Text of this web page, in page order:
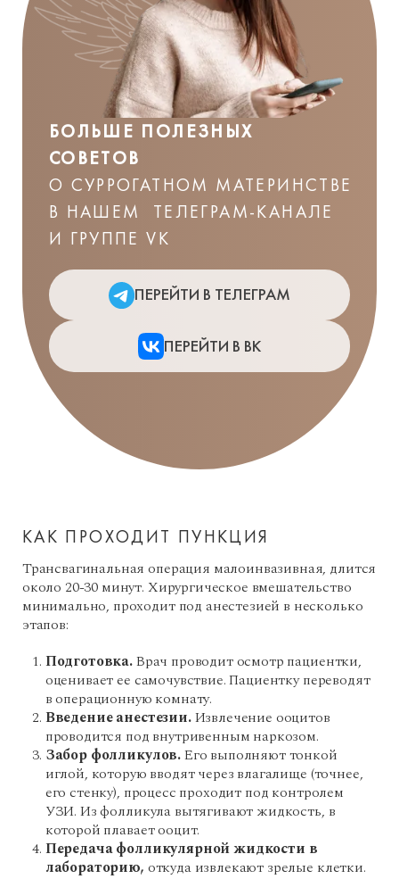
БОЛЬШЕ ПОЛЕЗНЫХ
СОВЕТОВ
О СУРРОГАТНОМ МАТЕРИНСТВЕ
В НАШЕМ ТЕЛЕГРАМ-КАНАЛЕ
И ГРУППЕ VK
ПЕРЕЙТИ В ТЕЛЕГРАМ
ПЕРЕЙТИ В ВК
КАК ПРОХОДИТ ПУНКЦИЯ
Трансвагинальная операция малоинвазивная, длится
около 20-30 минут. Хирургическое вмешательство
минимально, проходит под анестезией в несколько
этапов:
Подготовка.Врач проводит осмотр пациентки,
оценивает ее самочувствие. Пациентку переводят
в операционную комнату.
Введение анестезии.Извлечение ооцитов
проводится под внутривенным наркозом.
Забор фолликулов.Его выполняют тонкой
иглой, которую вводят через влагалище (точнее,
его стенку), процесс проходит под контролем
УЗИ. Из фолликула вытягивают жидкость, в
которой плавает ооцит.
Передача фолликулярной жидкости в
лабораторию, откуда извлекают зрелые клетки.